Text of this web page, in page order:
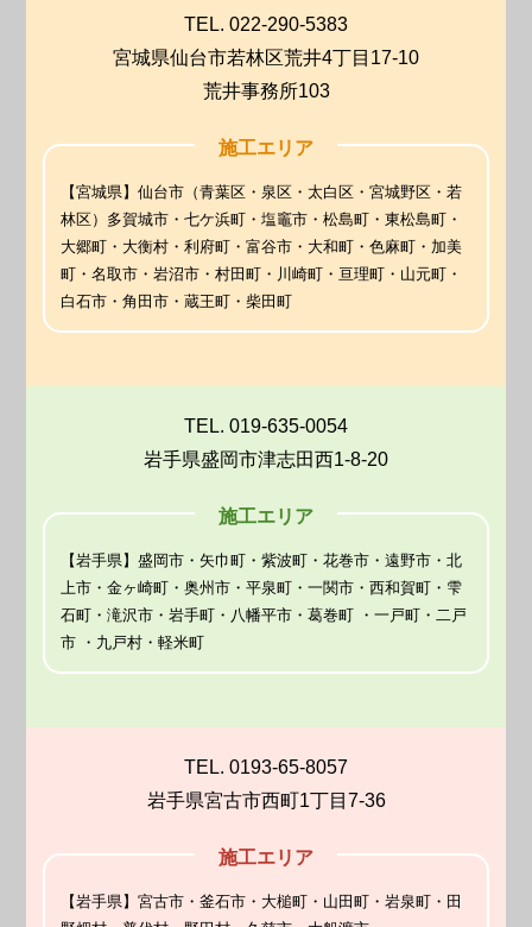
TEL. 022-290-5383
宮城県仙台市若林区荒井4丁目17-10
荒井事務所103
施工エリア
【宮城県】仙台市（青葉区・泉区・太白区・宮城野区・若
林区）多賀城市・七ケ浜町・塩竈市・松島町・東松島町・
大郷町・大衡村・利府町・富谷市・大和町・色麻町・加美
町・名取市・岩沼市・村田町・川崎町・亘理町・山元町・
白石市・角田市・蔵王町・柴田町
TEL. 019-635-0054
岩手県盛岡市津志田西1-8-20
施工エリア
【岩手県】盛岡市・矢巾町・紫波町・花巻市・遠野市・北
上市・金ヶ崎町・奥州市・平泉町・一関市・西和賀町・雫
石町・滝沢市・岩手町・八幡平市・葛巻町 ・一戸町・二戸
市 ・九戸村・軽米町
TEL. 0193-65-8057
岩手県宮古市西町1丁目7-36
施工エリア
【岩手県】宮古市・釜石市・大槌町・山田町・岩泉町・田